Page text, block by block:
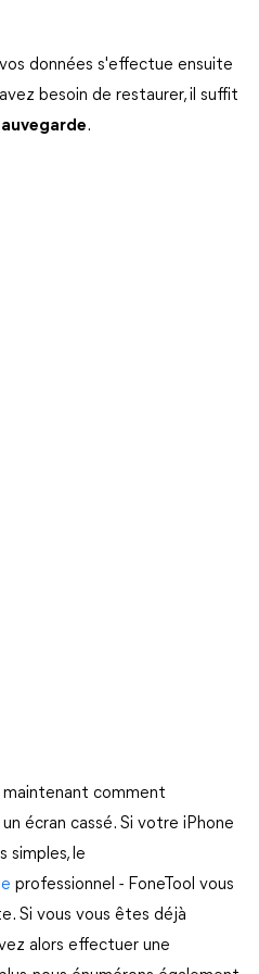
données s'effectue ensuite
besoin de restaurer, il suffit
.
maintenant comment
écran cassé. Si votre iPhone
simples, le
professionnel - FoneTool vous
Si vous vous êtes déjà
alors effectuer une